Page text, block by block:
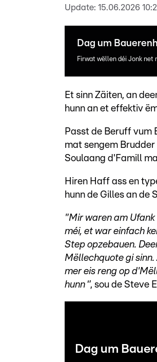
Update: 15.06.2026
Dag um
Firwat wëllen déi Jonk net
Et sinn Zäiten, an
hunn an et effektiv
Passt de Beruff vum
mat sengem
Soulaang d'Famill
Hiren Haff ass en
hunn de Gilles an de
"Mir waren am
méi, et war einfach
Step opzebauen.
Mëllechquote gi
mer eis reng op
hunn ‘’, sou de Steve
Dag um